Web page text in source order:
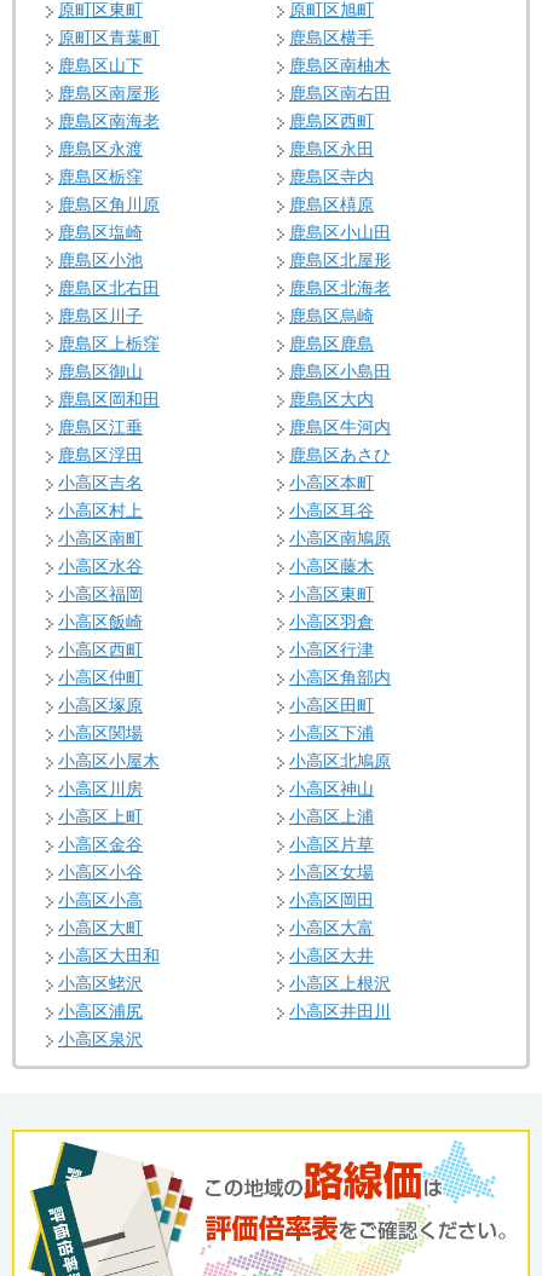
原町区東町
原町区旭町
原町区青葉町
鹿島区横手
鹿島区山下
鹿島区南柚木
鹿島区南屋形
鹿島区南右田
鹿島区南海老
鹿島区西町
鹿島区永渡
鹿島区永田
鹿島区栃窪
鹿島区寺内
鹿島区角川原
鹿島区橲原
鹿島区塩崎
鹿島区小山田
鹿島区小池
鹿島区北屋形
鹿島区北右田
鹿島区北海老
鹿島区川子
鹿島区烏崎
鹿島区上栃窪
鹿島区鹿島
鹿島区御山
鹿島区小島田
鹿島区岡和田
鹿島区大内
鹿島区江垂
鹿島区牛河内
鹿島区浮田
鹿島区あさひ
小高区吉名
小高区本町
小高区村上
小高区耳谷
小高区南町
小高区南鳩原
小高区水谷
小高区藤木
小高区福岡
小高区東町
小高区飯崎
小高区羽倉
小高区西町
小高区行津
小高区仲町
小高区角部内
小高区塚原
小高区田町
小高区関場
小高区下浦
小高区小屋木
小高区北鳩原
小高区川房
小高区神山
小高区上町
小高区上浦
小高区金谷
小高区片草
小高区小谷
小高区女場
小高区小高
小高区岡田
小高区大町
小高区大富
小高区大田和
小高区大井
小高区蛯沢
小高区上根沢
小高区浦尻
小高区井田川
小高区泉沢